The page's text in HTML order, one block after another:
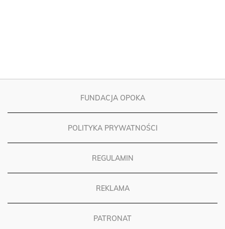
FUNDACJA OPOKA
POLITYKA PRYWATNOŚCI
REGULAMIN
REKLAMA
PATRONAT